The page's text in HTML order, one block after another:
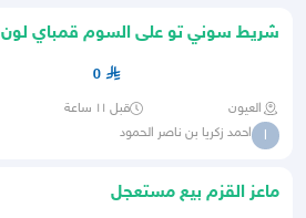
شريط سوني تو على السوم قمباي لون
0
العيون قبل ١١ ساعة
ا احمد زكريا بن ناصر الحمود
ماعز القزم بيع مستعجل